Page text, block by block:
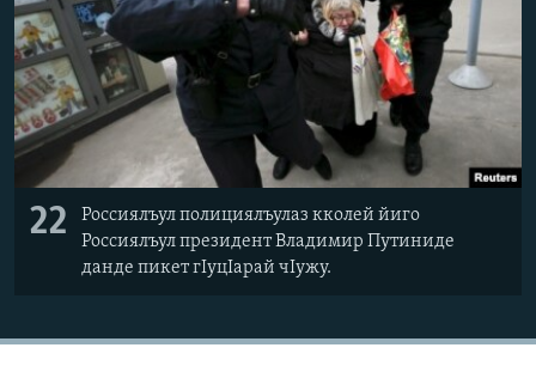
22
Россиялъул полициялъулаз кколей йиго
Россиялъул президент Владимир Путиниде
данде пикет гIуцIарай чIужу.